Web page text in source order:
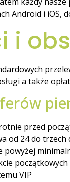
Android i
i
a także opłat
przed
od 24 do
powyżej
początkowych
VIP